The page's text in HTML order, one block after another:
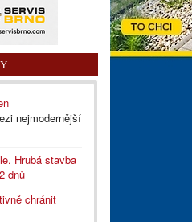
nejmodernější
Hrubá stavba
dnů
chránit